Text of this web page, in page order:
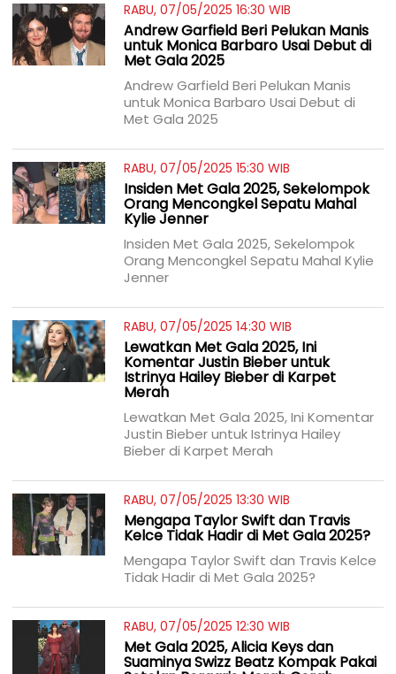
RABU, 07/05/2025 16:30 WIB
Andrew Garfield Beri Pelukan Manis
untuk Monica Barbaro Usai Debut di
Met Gala 2025
Andrew Garfield Beri Pelukan Manis
untuk Monica Barbaro Usai Debut di
Met Gala 2025
RABU, 07/05/2025 15:30 WIB
Insiden Met Gala 2025, Sekelompok
Orang Mencongkel Sepatu Mahal
Kylie Jenner
Insiden Met Gala 2025, Sekelompok
Orang Mencongkel Sepatu Mahal Kylie
Jenner
RABU, 07/05/2025 14:30 WIB
Lewatkan Met Gala 2025, Ini
Komentar Justin Bieber untuk
Istrinya Hailey Bieber di Karpet
Merah
Lewatkan Met Gala 2025, Ini Komentar
Justin Bieber untuk Istrinya Hailey
Bieber di Karpet Merah
RABU, 07/05/2025 13:30 WIB
Mengapa Taylor Swift dan Travis
Kelce Tidak Hadir di Met Gala 2025?
Mengapa Taylor Swift dan Travis Kelce
Tidak Hadir di Met Gala 2025?
RABU, 07/05/2025 12:30 WIB
Met Gala 2025, Alicia Keys dan
Suaminya Swizz Beatz Kompak Pakai